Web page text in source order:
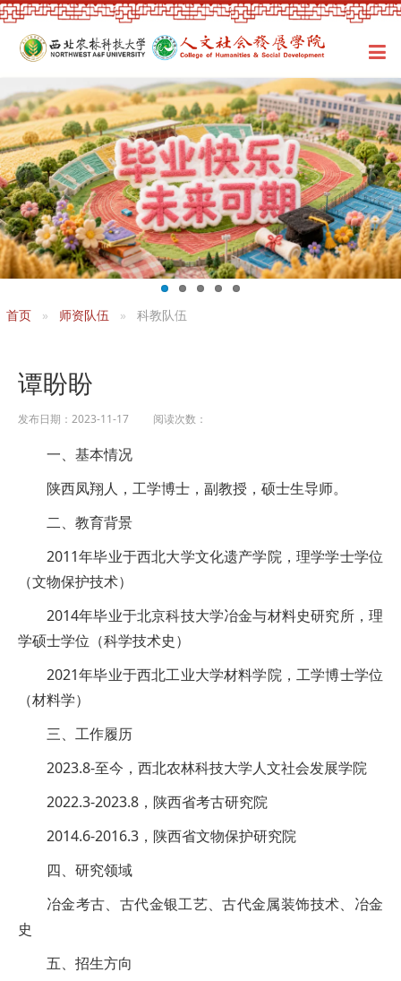
首页 师资队伍 科教队伍
谭盼盼
发布日期：2023-11-17 阅读次数：
一、基本情况
陕西凤翔人，工学博士，副教授，硕士生导师。
二、教育背景
2011年毕业于西北大学文化遗产学院，理学学士学位
（文物保护技术）
2014年毕业于北京科技大学冶金与材料史研究所，理
学硕士学位（科学技术史）
2021年毕业于西北工业大学材料学院，工学博士学位
（材料学）
三、工作履历
2023.8-至今，西北农林科技大学人文社会发展学院
2022.3-2023.8，陕西省考古研究院
2014.6-2016.3，陕西省文物保护研究院
四、研究领域
冶金考古、古代金银工艺、古代金属装饰技术、冶金
史
五、招生方向